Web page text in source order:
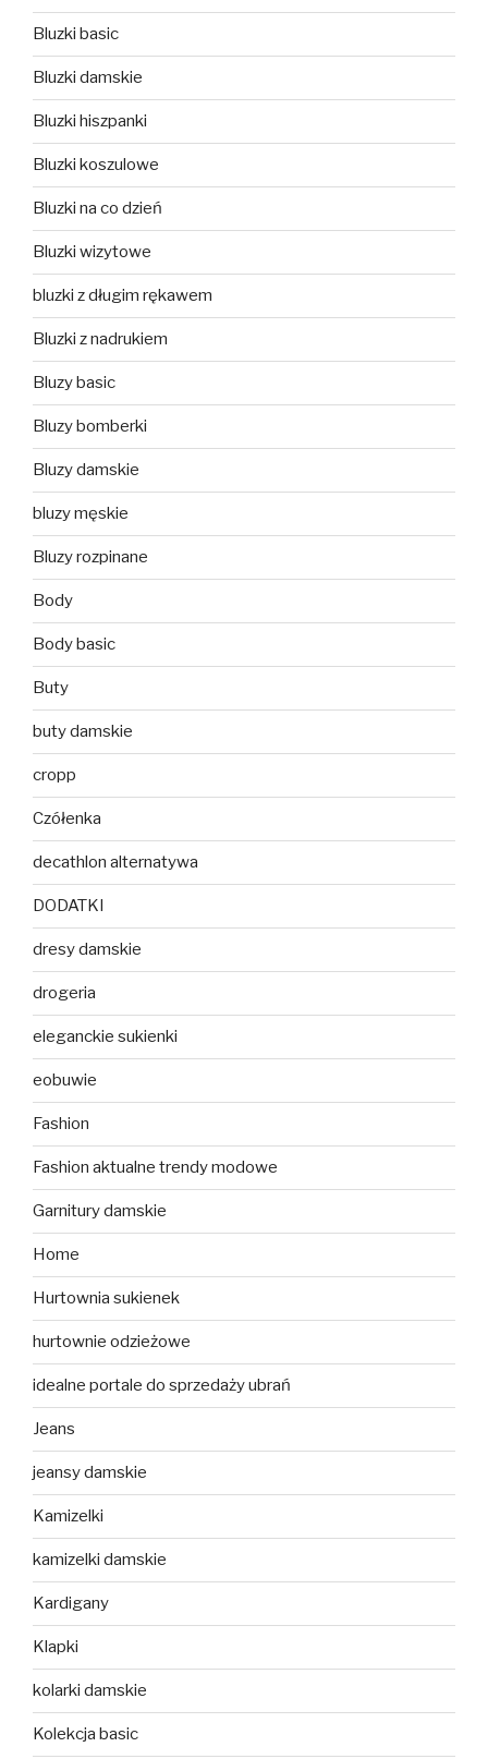
Bluzki basic
Bluzki damskie
Bluzki hiszpanki
Bluzki koszulowe
Bluzki na co dzień
Bluzki wizytowe
bluzki z długim rękawem
Bluzki z nadrukiem
Bluzy basic
Bluzy bomberki
Bluzy damskie
bluzy męskie
Bluzy rozpinane
Body
Body basic
Buty
buty damskie
cropp
Czółenka
decathlon alternatywa
DODATKI
dresy damskie
drogeria
eleganckie sukienki
eobuwie
Fashion
Fashion aktualne trendy modowe
Garnitury damskie
Home
Hurtownia sukienek
hurtownie odzieżowe
idealne portale do sprzedaży ubrań
Jeans
jeansy damskie
Kamizelki
kamizelki damskie
Kardigany
Klapki
kolarki damskie
Kolekcja basic